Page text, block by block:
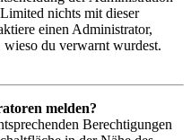
nichts mit dieser
einen Administrator,
du verwarnt wurdest.
melden?
Berechtigungen